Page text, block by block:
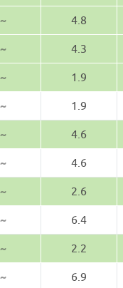
~ 4.8
~ 4.3
~ 1.9
~ 1.9
~ 4.6
~ 4.6
~ 2.6
~ 6.4
~ 2.2
~ 6.9